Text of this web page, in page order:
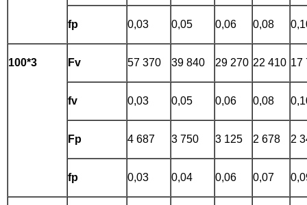
fp 0,03 0,05 0,06 0,08
100*3 Fv 57 370 39 840 29 270 22 410 17
fv 0,03 0,05 0,06 0,08
Fp 4 687 3 750 3 125 2 678 2
fp 0,03 0,04 0,06 0,07